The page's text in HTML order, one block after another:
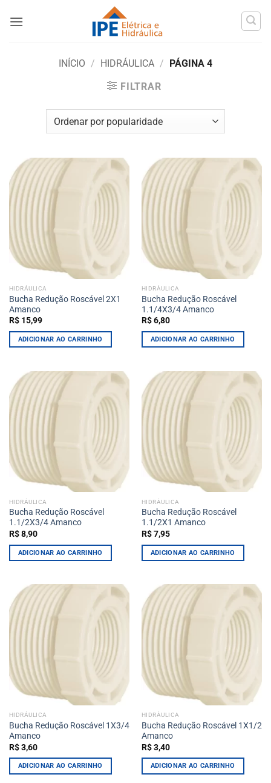
INÍCIO / HIDRÁULICA / PÁGINA 4
FILTRAR
HIDRÁULICA
Bucha Redução Roscável 2X1
Amanco
R$15,99
ADICIONAR AO CARRINHO
HIDRÁULICA
Bucha Redução Roscável
1.1/4X3/4 Amanco
R$6,80
ADICIONAR AO CARRINHO
HIDRÁULICA
Bucha Redução Roscável
1.1/2X3/4 Amanco
R$8,90
ADICIONAR AO CARRINHO
HIDRÁULICA
Bucha Redução Roscável
1.1/2X1 Amanco
R$7,95
ADICIONAR AO CARRINHO
HIDRÁULICA
Bucha Redução Roscável 1X3/4
Amanco
R$3,60
ADICIONAR AO CARRINHO
HIDRÁULICA
Bucha Redução Roscável 1X1/2
Amanco
R$3,40
ADICIONAR AO CARRINHO